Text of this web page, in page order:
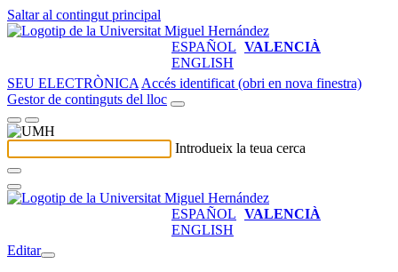
Saltar al contingut principal
ESPAÑOL VALENCIÀ
ENGLISH
SEU ELECTRÒNICA Accés identificat (obri en nova finestra)
Gestor de continguts del lloc
Introdueix la teua cerca
ESPAÑOL VALENCIÀ
ENGLISH
Editar